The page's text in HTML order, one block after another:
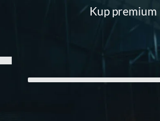
Kup premium